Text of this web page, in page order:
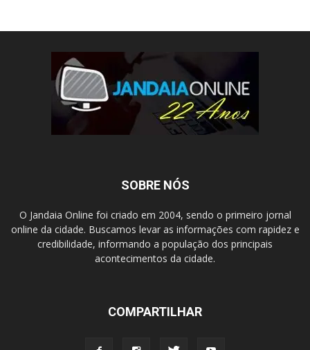
SOBRE NÓS
O Jandaia Online foi criado em 2004, sendo o primeiro jornal
online da cidade. Buscamos levar as informações com rapidez e
credibilidade, informando a população dos principais
acontecimentos da cidade.
COMPARTILHAR